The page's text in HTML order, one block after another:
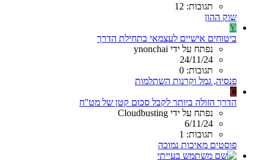
תגובות: 12
שוק ההון
Y
ביטוחים אישיים לעצמאי בתחילת הדרך
נפתח על ידי ynonchai
24/11/24
תגובות: 0
פנסיה, גמל וקרנות השתלמות
C
הדרך הזולה ביותר לקבל סכום קטן של מט"ח
נפתח על ידי Cloudbusting
6/11/24
תגובות: 1
פוסטים מאיכות נמוכה